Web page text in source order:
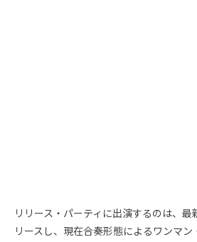
リリース・パーティに出演するのは、最
リースし、現在合奏形態によるワンマ